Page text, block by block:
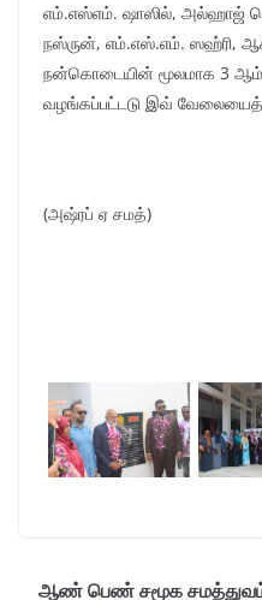
எம்.எஸ்எம். ஷாஸில், அல்ஹாஜ்
நஸ்ருன், எம்.எஸ்.எம். ஸஹ்ரி,
நன்கொடையின் மூலமாக 3 ஆம்
வழங்கப்பட்டடு இவ் வேலையைத்
(அஷ்ரப் ஏ சமத்)
ஆண் பெண் சமூக